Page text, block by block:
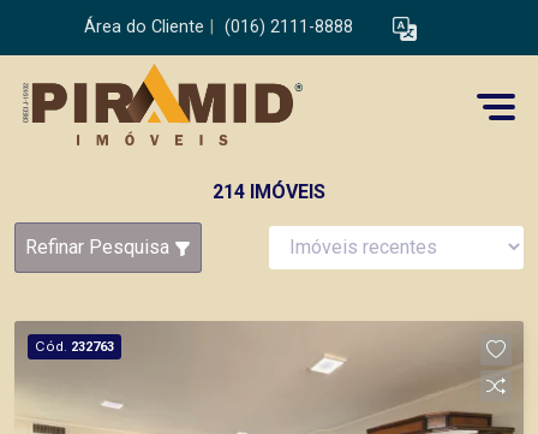
Área do Cliente (016) 2111-8888
214 IMÓVEIS
Refinar Pesquisa
Cód. 232763